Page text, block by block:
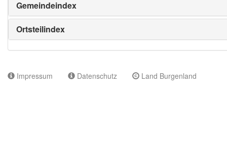
Gemeindeindex
Ortsteilindex
Impressum Datenschutz Land Burgenland